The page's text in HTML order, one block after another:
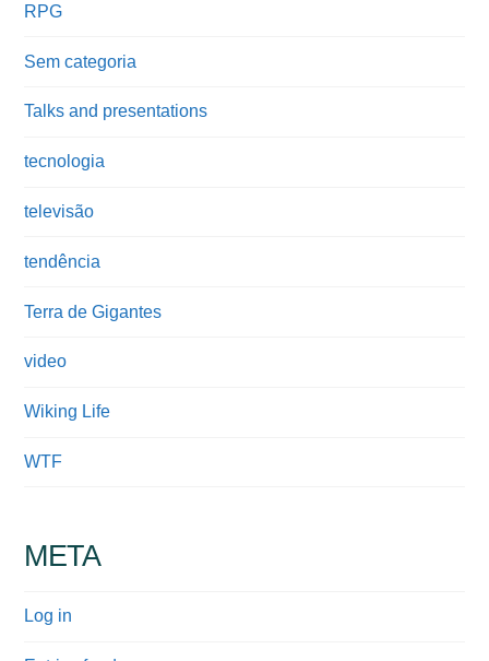
RPG
Sem categoria
Talks and presentations
tecnologia
televisão
tendência
Terra de Gigantes
video
Wiking Life
WTF
META
Log in